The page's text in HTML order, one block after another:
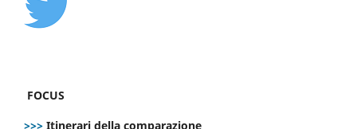
FOCUS
>>> Itinerari della comparazione